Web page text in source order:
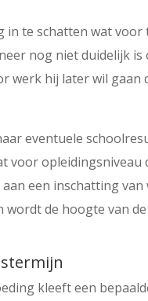
in te schatten wat
nog niet duidelijk
werk hij later wil gaan
eventuele
voor opleidingsniveau
een inschatting
wordt de hoogte van
kleeft een